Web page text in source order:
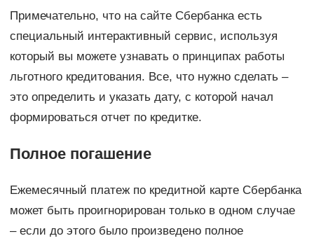
Примечательно, что на сайте Сбербанка есть
специальный интерактивный сервис, используя
который вы можете узнавать о принципах работы
льготного кредитования. Все, что нужно сделать –
это определить и указать дату, с которой начал
формироваться отчет по кредитке.
Полное погашение
Ежемесячный платеж по кредитной карте Сбербанка
может быть проигнорирован только в одном случае
– если до этого было произведено полное